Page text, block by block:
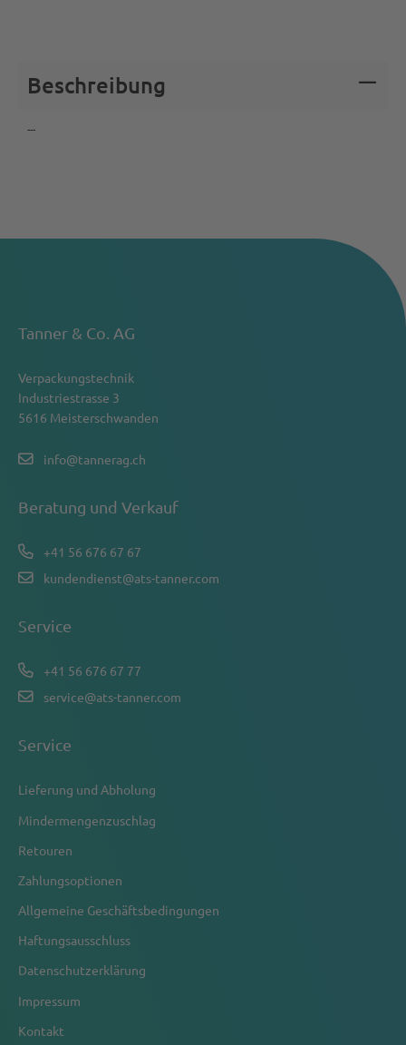
Beschreibung
---
Tanner & Co. AG
Verpackungstechnik
Industriestrasse 3
5616 Meisterschwanden
info@tannerag.ch
Beratung und Verkauf
+41 56 676 67 67
kundendienst@ats-tanner.com
Service
+41 56 676 67 77
service@ats-tanner.com
Service
Lieferung und Abholung
Mindermengenzuschlag
Retouren
Zahlungsoptionen
Allgemeine Geschäftsbedingungen
Haftungsausschluss
Datenschutzerklärung
Impressum
Kontakt